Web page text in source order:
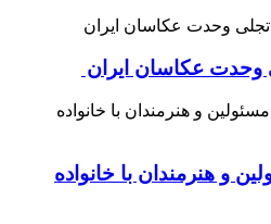
وحدت عکاسان ایران
و هنرمندان با خانواده